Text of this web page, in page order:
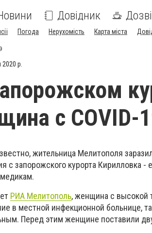
Довідник
Погода Нерухомість Карта міста
2020 р.
с CОVID-
жительница Мелитополя
с запорожского курорта Кирилловка -
РИА Мелитополь, женщина с высокой
в местной инфекционной больнице,
Перед этим женщине поставили